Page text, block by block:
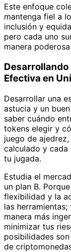
Este enfoque
mantenga fiel a
inclusión y
pero cada uno
manera
Desarrollando
Efectiva en
Desarrollar una
astucia y un
saber cuándo
tokens elegir y
juego de
calculado y
tu jugada.
Estudia el
un plan B.
flexibilidad y la
las
manera más
minimizar tus
posibilidades
de